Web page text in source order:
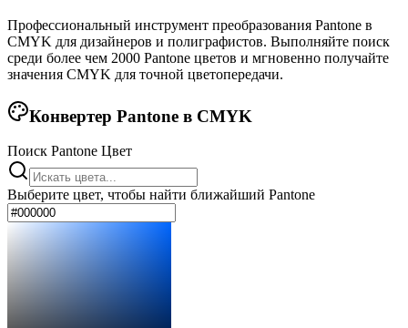
Профессиональный инструмент преобразования Pantone в
CMYK для дизайнеров и полиграфистов. Выполняйте поиск
среди более чем 2000 Pantone цветов и мгновенно получайте
значения CMYK для точной цветопередачи.
Конвертер Pantone в CMYK
Поиск Pantone Цвет
Выберите цвет, чтобы найти ближайший Pantone